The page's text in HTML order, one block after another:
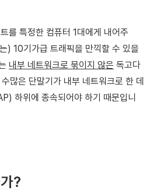
를 특정한 컴퓨터 1대에게 내어주
) 10기가급 트래픽을 만끽할 수 있을
내부 네트워크로 묶이지 않은 독고다
많은 단말기가 내부 네트워크로 한 데
하위에 종속되어야 하기 때문입니
?